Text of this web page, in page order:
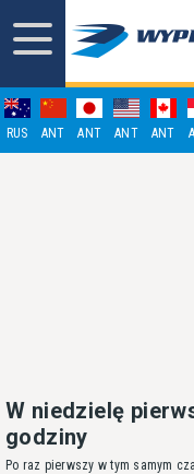
RUS ANT ANT ANT ANT
W niedzielę
godziny
Po raz pierwszy w tym samym